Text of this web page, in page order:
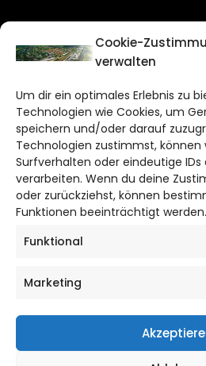
Cookie-
verwalten
Um dir ein optimales Erlebnis zu
Technologien wie Cookies, um
speichern und/oder darauf
Technologien zustimmst, können
Surfverhalten oder eindeutige
verarbeiten. Wenn du deine
oder zurückziehst, können
Funktionen beeinträchtigt werden.
Funktional
Marketing
CITYLIFE!
Bruchtorwall 12
38100 Braunschweig
Telefon: 0531 387220 – 65
DAS STADTMAGAZIN
WOLFSBURG
Impressum
Cookie Richtlinie
CITYLIFE! BEI